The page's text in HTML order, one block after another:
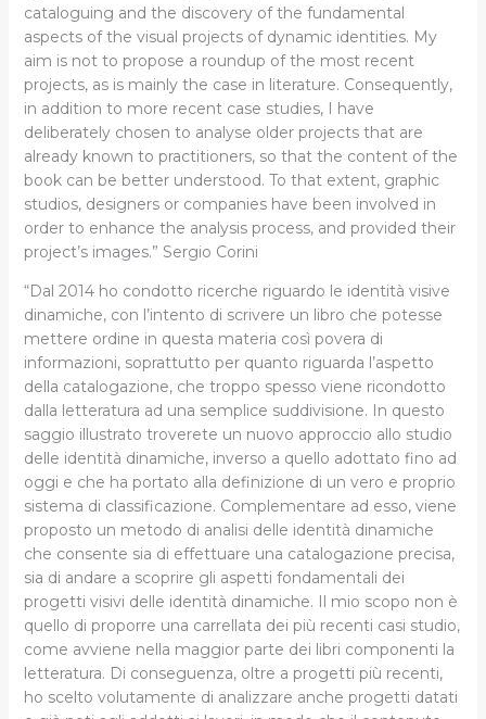
cataloguing and the discovery of the fundamental
aspects of the visual projects of dynamic identities. My
aim is not to propose a roundup of the most recent
projects, as is mainly the case in literature. Consequently,
in addition to more recent case studies, I have
deliberately chosen to analyse older projects that are
already known to practitioners, so that the content of the
book can be better understood. To that extent, graphic
studios, designers or companies have been involved in
order to enhance the analysis process, and provided their
project’s images.” Sergio Corini
“Dal 2014 ho condotto ricerche riguardo le identità visive
dinamiche, con l’intento di scrivere un libro che potesse
mettere ordine in questa materia così povera di
informazioni, soprattutto per quanto riguarda l’aspetto
della catalogazione, che troppo spesso viene ricondotto
dalla letteratura ad una semplice suddivisione. In questo
saggio illustrato troverete un nuovo approccio allo studio
delle identità dinamiche, inverso a quello adottato fino ad
oggi e che ha portato alla definizione di un vero e proprio
sistema di classificazione. Complementare ad esso, viene
proposto un metodo di analisi delle identità dinamiche
che consente sia di effettuare una catalogazione precisa,
sia di andare a scoprire gli aspetti fondamentali dei
progetti visivi delle identità dinamiche. Il mio scopo non è
quello di proporre una carrellata dei più recenti casi studio,
come avviene nella maggior parte dei libri componenti la
letteratura. Di conseguenza, oltre a progetti più recenti,
ho scelto volutamente di analizzare anche progetti datati